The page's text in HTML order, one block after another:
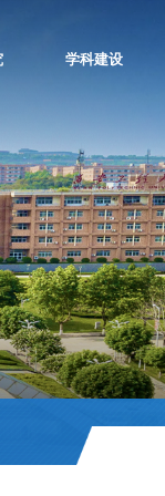
学科建设